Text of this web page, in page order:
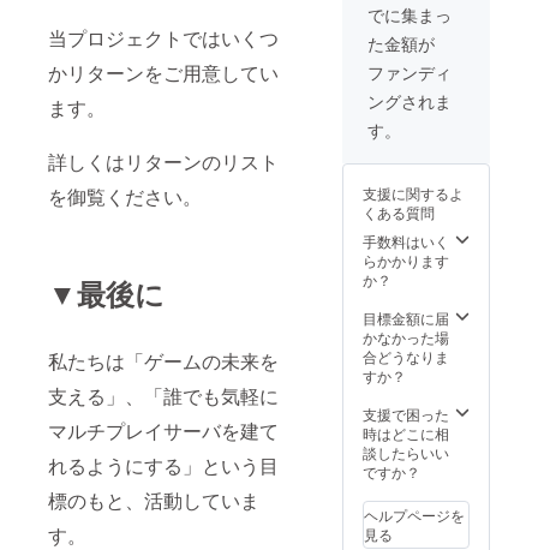
当プロジェクトではいくつ
かリターンをご用意してい
ます。
詳しくはリターンのリスト
を御覧ください。
▼最後に
私たちは「ゲームの未来を
支える」、「誰でも気軽に
マルチプレイサーバを建て
れるようにする」という目
標のもと、活動していま
す。
でに集まっ
た金額が
ファンディ
ングされま
す。
支援に関するよ
くある質問
手数料はいく
らかかります
か？
目標金額に届
かなかった場
合どうなりま
すか？
支援で困った
時はどこに相
談したらいい
ですか？
ヘルプページを
見る